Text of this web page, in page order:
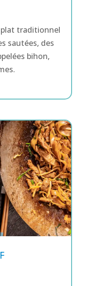
traditionnel
sautées, des
bihon,